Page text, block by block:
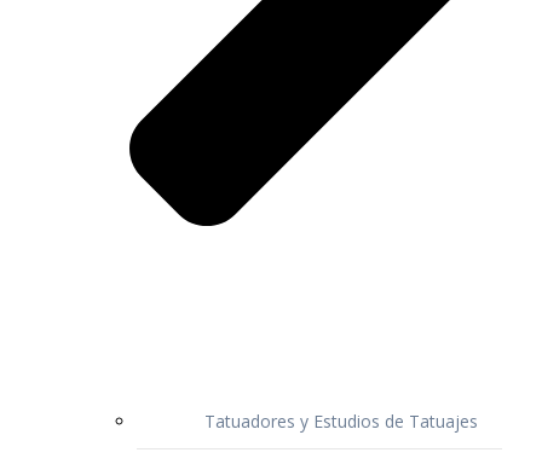
Tatuadores y Estudios de Tatuajes